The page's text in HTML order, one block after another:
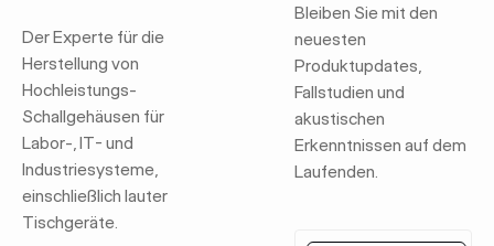
Der Experte für die
Herstellung von
Hochleistungs-
Schallgehäusen für
Labor-, IT- und
Industriesysteme,
einschließlich lauter
Tischgeräte.
Bleiben Sie mit den
neuesten
Produktupdates,
Fallstudien und
akustischen
Erkenntnissen auf dem
Laufenden.